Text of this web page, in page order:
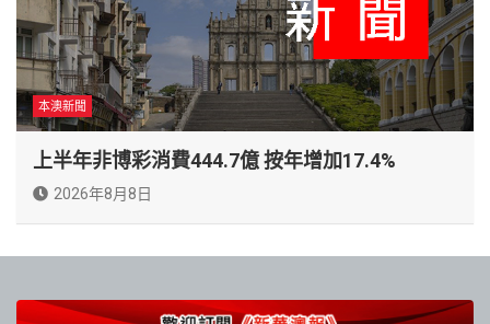
本澳新聞
上半年非博彩消費444.7億 按年增加17.4%
2026年8月8日